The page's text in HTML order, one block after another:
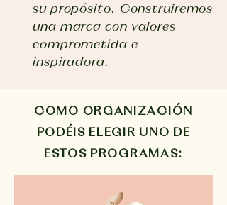
su propósito. Construiremos
una marca con valores
comprometida e
inspiradora.
​COMO ORGANIZACIÓN
PODÉIS ELEGIR UNO DE
ESTOS PROGRAMAS: